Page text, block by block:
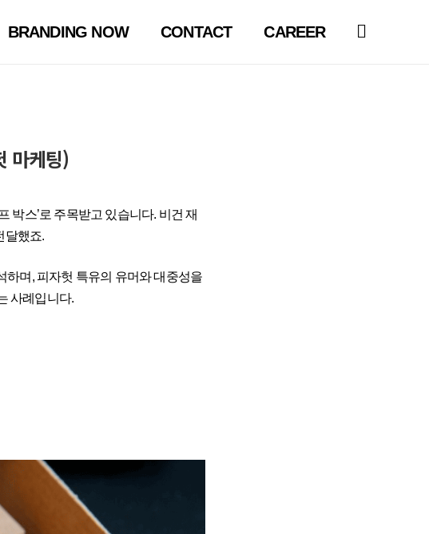
BRANDING NOW CONTACT CAREER
마케팅)
박스’로 주목받고 있습니다. 비건 재
달했죠.
하며, 피자헛 특유의 유머와 대중성을
사례입니다.